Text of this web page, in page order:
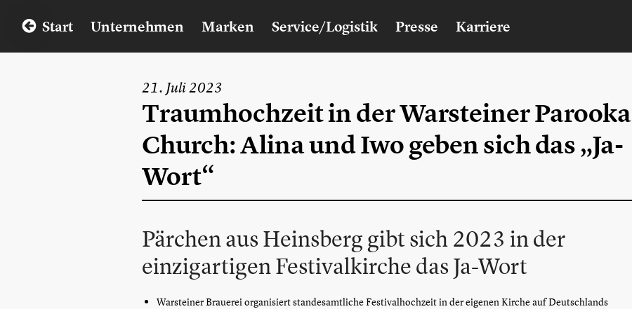
Start Unternehmen Marken Service/Logistik Presse Karriere
21. Juli 2023
Traumhochzeit in der Warsteiner Parooka
Church: Alina und Iwo geben sich das „Ja-
Wort“
Pärchen aus Heinsberg gibt sich 2023 in der
einzigartigen Festivalkirche das Ja-Wort
Warsteiner Brauerei organisiert standesamtliche Festivalhochzeit in der eigenen Kirche auf Deutschlands